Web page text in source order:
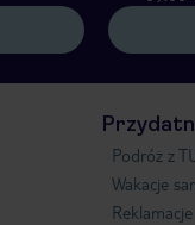
Podróż z
Wakacje
Reklamacje